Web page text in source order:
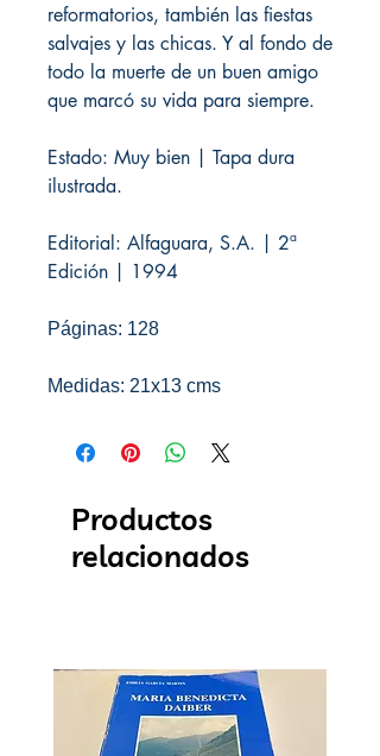
reformatorios, también las fiestas
salvajes y las chicas. Y al fondo de
todo la muerte de un buen amigo
que marcó su vida para siempre.
Estado: Muy bien | Tapa dura
ilustrada.
Editorial: Alfaguara, S.A. | 2ª
Edición | 1994
Páginas: 128
Medidas: 21x13 cms
Productos
relacionados